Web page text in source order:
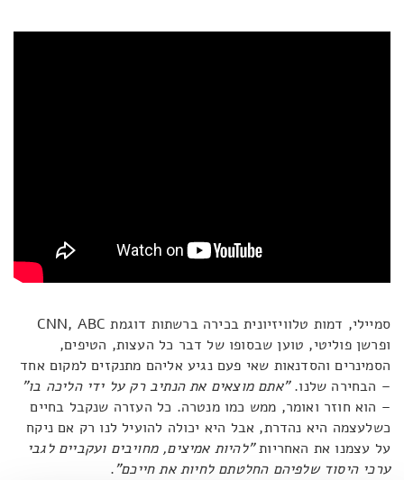
סמיילי, דמות טלוויזיונית בכירה ברשתות דוגמת CNN, ABC
ופרשן פוליטי, טוען שבסופו של דבר כל העצות, הטיפים,
הסמינרים והסדנאות שאי פעם נגיע אליהם מתנקזים למקום אחד
– הבחירה שלנו."אתם מוצאים את הנתיב רק על ידי הליכה בו"
– הוא חוזר ואומר, ממש כמו מנטרה. כל העזרה שנקבל בחיים
כשלעצמה היא נהדרת, אבל היא יכולה להועיל לנו רק אם ניקח
על עצמנו את האחריות"להיות אמיצים, מחויבים ועקביים לגבי
ערכי היסוד שלפיהם החלטתם לחיות את חייכם".